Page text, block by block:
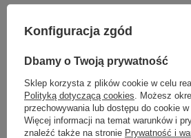
Konfiguracja zgód
Dbamy o Twoją prywatność
Sklep korzysta z plików cookie w celu
Polityką dotyczącą cookies . Możesz
przechowywania lub dostępu do cookie w
Więcej informacji na temat warunków i
znaleźć także na stronie Prywatność i